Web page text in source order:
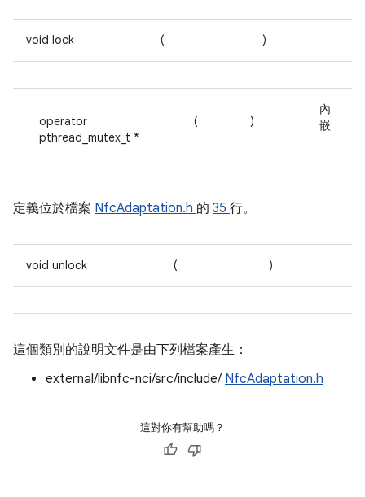
void lock ( )
operator
pthread_mutex_t *
( )
內
嵌
定義位於檔案 NfcAdaptation.h 的 35 行。
void unlock ( )
這個類別的說明文件是由下列檔案產生：
external/libnfc-nci/src/include/ NfcAdaptation.h
這對你有幫助嗎？